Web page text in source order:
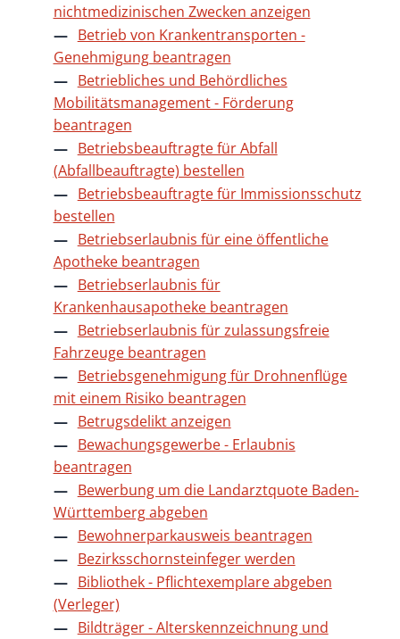
nichtmedizinischen Zwecken anzeigen
Betrieb von Krankentransporten -
Genehmigung beantragen
Betriebliches und Behördliches
Mobilitätsmanagement - Förderung
beantragen
Betriebsbeauftragte für Abfall
(Abfallbeauftragte) bestellen
Betriebsbeauftragte für Immissionsschutz
bestellen
Betriebserlaubnis für eine öffentliche
Apotheke beantragen
Betriebserlaubnis für
Krankenhausapotheke beantragen
Betriebserlaubnis für zulassungsfreie
Fahrzeuge beantragen
Betriebsgenehmigung für Drohnenflüge
mit einem Risiko beantragen
Betrugsdelikt anzeigen
Bewachungsgewerbe - Erlaubnis
beantragen
Bewerbung um die Landarztquote Baden-
Württemberg abgeben
Bewohnerparkausweis beantragen
Bezirksschornsteinfeger werden
Bibliothek - Pflichtexemplare abgeben
(Verleger)
Bildträger - Alterskennzeichnung und